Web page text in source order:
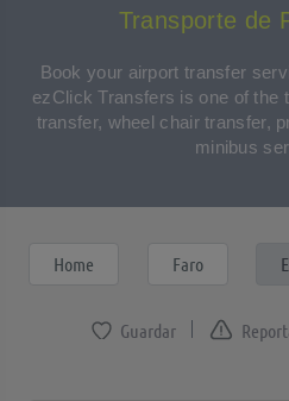
Transporte de
Book your airport transfer
ezClick Transfers is one of the
transfer, wheel chair transfer,
minibus
Home Faro